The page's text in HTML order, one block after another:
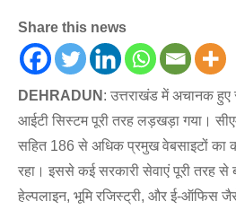
Share this news
DEHRADUN : उत्तराखंड में अचानक
आईटी सिस्टम पूरी तरह लड़खड़ा गया।
सहित 186 से अधिक प्रमुख वेबसाइटों का
रहा। इससे कई सरकारी सेवाएं पूरी तरह से
हेल्पलाइन, भूमि रजिस्ट्री, और ई-ऑफिस जैसे